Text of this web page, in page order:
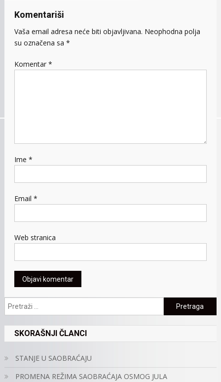
Komentariši
Vaša email adresa neće biti objavljivana. Neophodna polja
su označena sa *
Komentar *
Ime *
Email *
Web stranica
Pretraga:
SKORAŠNJI ČLANCI
STANJE U SAOBRAĆAJU
PROMENA REŽIMA SAOBRAĆAJA OSMOG JULA